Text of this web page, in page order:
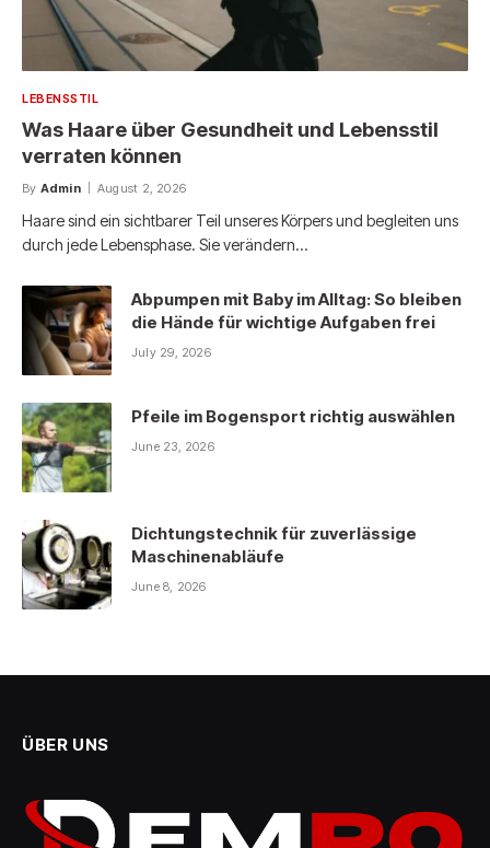
LEBENSSTIL
Was Haare über Gesundheit und Lebensstil
verraten können
By Admin August 2, 2026
Haare sind ein sichtbarer Teil unseres Körpers und begleiten uns
durch jede Lebensphase. Sie verändern…
Abpumpen mit Baby im Alltag: So bleiben
die Hände für wichtige Aufgaben frei
July 29, 2026
Pfeile im Bogensport richtig auswählen
June 23, 2026
Dichtungstechnik für zuverlässige
Maschinenabläufe
June 8, 2026
ÜBER UNS